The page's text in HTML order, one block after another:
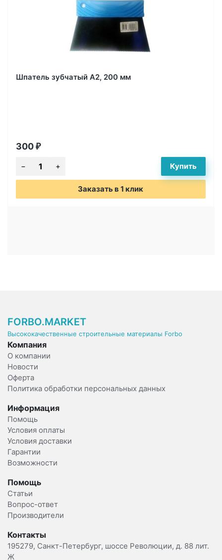
Шпатель зубчатый А2, 200 мм
300 ₽
Заказать в 1 клик
FORBO.MARKET
Высококачественные строительные материалы Forbo
Компания
О компании
Новости
Оферта
Политика обработки персональных данных
Информация
Помощь
Условия оплаты
Условия доставки
Гарантии
Возможности
Помощь
Статьи
Вопрос-ответ
Производители
Контакты
195279, Санкт-Петербург, шоссе Революции, д. 88 лит.
Ж